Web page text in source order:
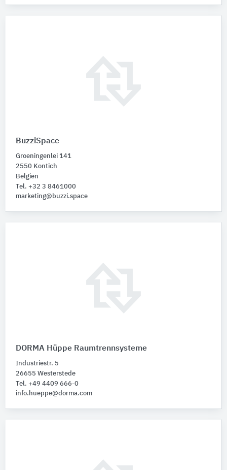
BuzziSpace
Groeningenlei 141
2550 Kontich
Belgien
Tel. +32 3 8461000
marketing@buzzi.space
DORMA Hüppe Raumtrennsysteme
Industriestr. 5
26655 Westerstede
Tel. +49 4409 666-0
info.hueppe@dorma.com